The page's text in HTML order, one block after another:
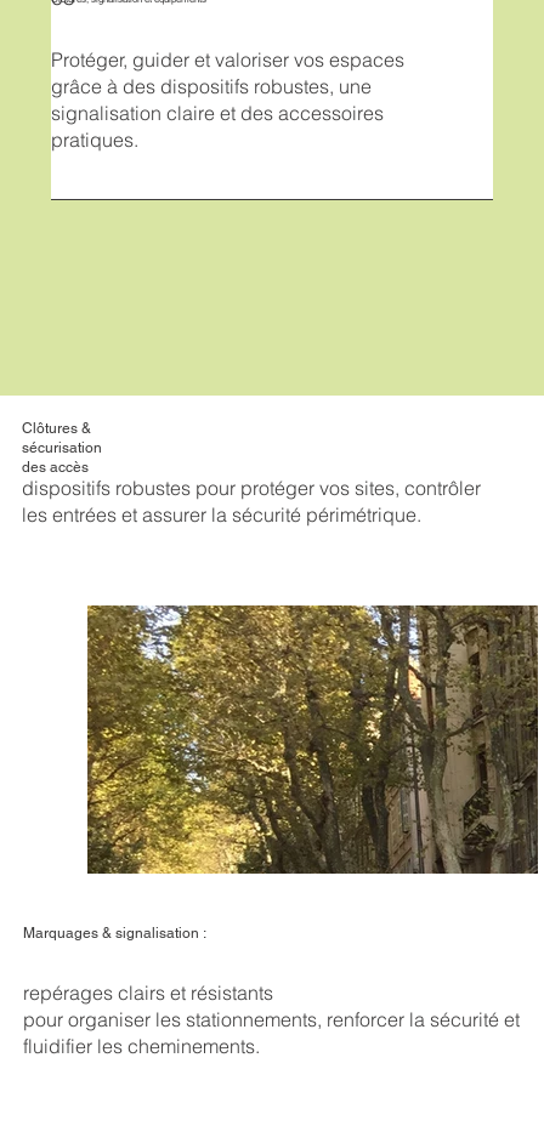
Protéger, guider et valoriser vos espaces
grâce à des dispositifs robustes, une
signalisation claire et des accessoires
pratiques.
Clôtures &
sécurisation
des accès
dispositifs robustes pour protéger vos sites, contrôler
les entrées et assurer la sécurité périmétrique.
Marquages & signalisation :
repérages clairs et résistants
pour organiser les stationnements, renforcer la sécurité et
fluidifier les cheminements.